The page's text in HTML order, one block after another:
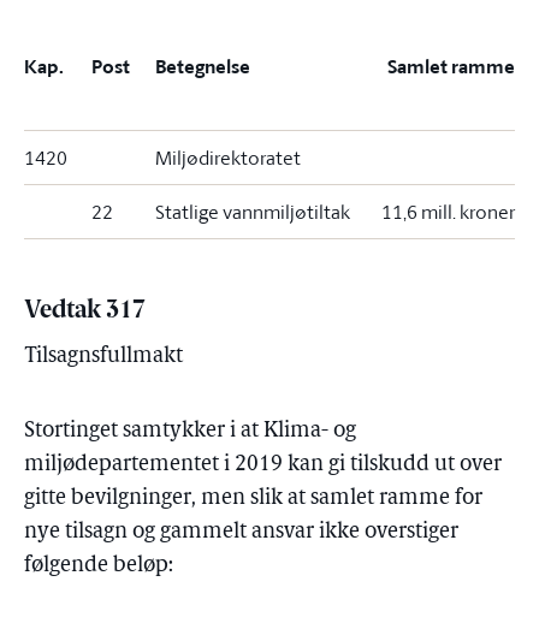
Kap. Post Betegnelse Samlet ramme
1420 Miljødirektoratet
22 Statlige vannmiljøtiltak 11,6 mill. kroner
Vedtak 317
Tilsagnsfullmakt
Stortinget samtykker i at Klima- og
miljødepartementet i 2019 kan gi tilskudd ut over
gitte bevilgninger, men slik at samlet ramme for
nye tilsagn og gammelt ansvar ikke overstiger
følgende beløp: